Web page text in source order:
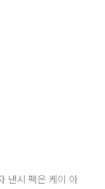
낸시 팩은 케이 아